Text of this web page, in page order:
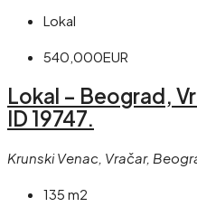
Lokal
540,000EUR
Lokal – Beograd,
ID 19747.
Krunski Venac, Vračar,
135 m2